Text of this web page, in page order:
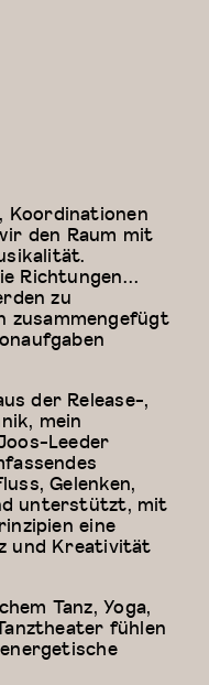
Koordinationen
den Raum mit
Richtungen…
zu
zusammengefügt
der Release-,
mein
Leeder
Gelenken,
unterstützt, mit
eine
und Kreativität
Tanz, Yoga,
fühlen